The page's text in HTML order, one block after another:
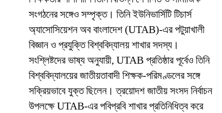
সংগঠনের সঙ্গেও সম্পৃক্ত। তিনি ইউনিভার্সিটি টিচার্স
অ্যাসোসিয়েশন অব বাংলাদেশ (UTAB)-এর পটুয়াখালী
বিজ্ঞান ও প্রযুক্তি বিশ্ববিদ্যালয় শাখার সদস্য।
সংশ্লিষ্টদের ভাষ্য অনুযায়ী, UTAB প্রতিষ্ঠার পূর্বেও তিনি
বিশ্ববিদ্যালয়ের জাতীয়তাবাদী শিক্ষক-পরিমণ্ডলের সঙ্গে
সক্রিয়ভাবে যুক্ত ছিলেন। ত্রয়োদশ জাতীয় সংসদ নির্বাচন
উপলক্ষে UTAB-এর পবিপ্রবি শাখার প্রতিনিধিত্ব করে